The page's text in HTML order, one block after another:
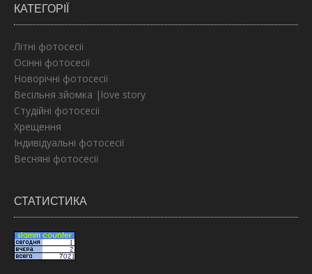
КАТЕГОРІЇ
Літні фотосесії
Осінні фотосесії
Новорічні фотосесії
Весільня зйомка |love story
Студійні фотосесії
Хрещення
Індивідуальні фотосесії
Весняні фотосесії
СТАТИСТИКА